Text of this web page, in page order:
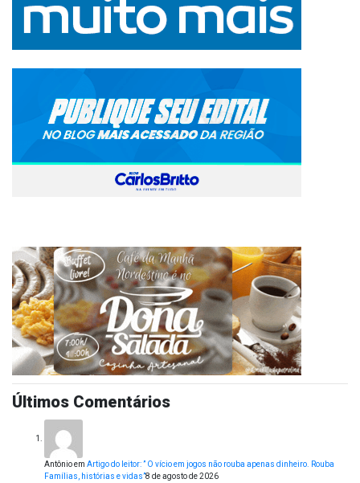
Últimos Comentários
Antônioem Artigo do leitor: ” O vício em jogos não rouba apenas dinheiro. Rouba
Famílias, histórias e vidas”8 de agosto de 2026